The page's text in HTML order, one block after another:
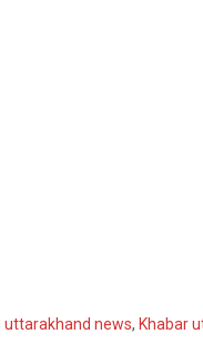
uttarakhand news, Khabar